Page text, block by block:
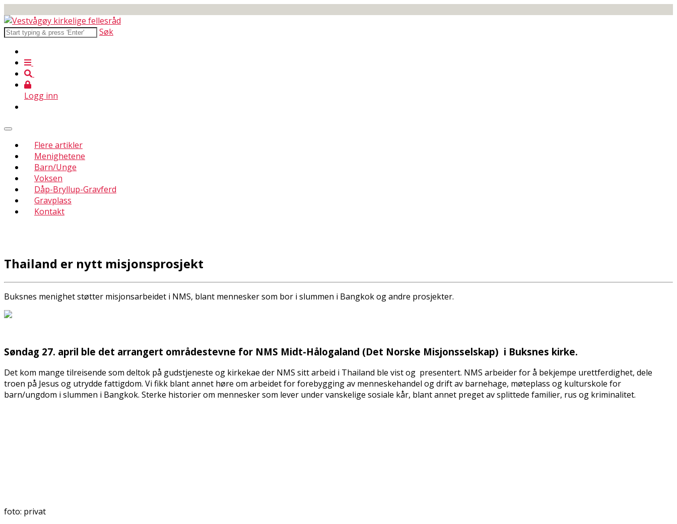
Søk
Logg inn
Flere artikler
Menighetene
Barn/Unge
Voksen
Dåp-Bryllup-Gravferd
Gravplass
Kontakt
Thailand er nytt misjonsprosjekt
Buksnes menighet støtter misjonsarbeidet i NMS, blant mennesker som bor i slummen i Bangkok og andre prosjekter.
Søndag 27. april ble det arrangert områdestevne for NMS Midt-Hålogaland (Det Norske Misjonsselskap) i Buksnes kirke.
Det kom mange tilreisende som deltok på gudstjeneste og kirkekaffe der NMS sitt arbeid i Thailand ble vist og presentert. NMS arbeider for å bekjempe urettferdighet, dele
troen på Jesus og utrydde fattigdom. Vi fikk blant annet høre om arbeidet for forebygging av menneskehandel og drift av barnehage, møteplass og kulturskole for
barn/ungdom i slummen i Bangkok. Sterke historier om mennesker som lever under vanskelige sosiale kår, blant annet preget av splittede familier, rus og kriminalitet.
foto: privat